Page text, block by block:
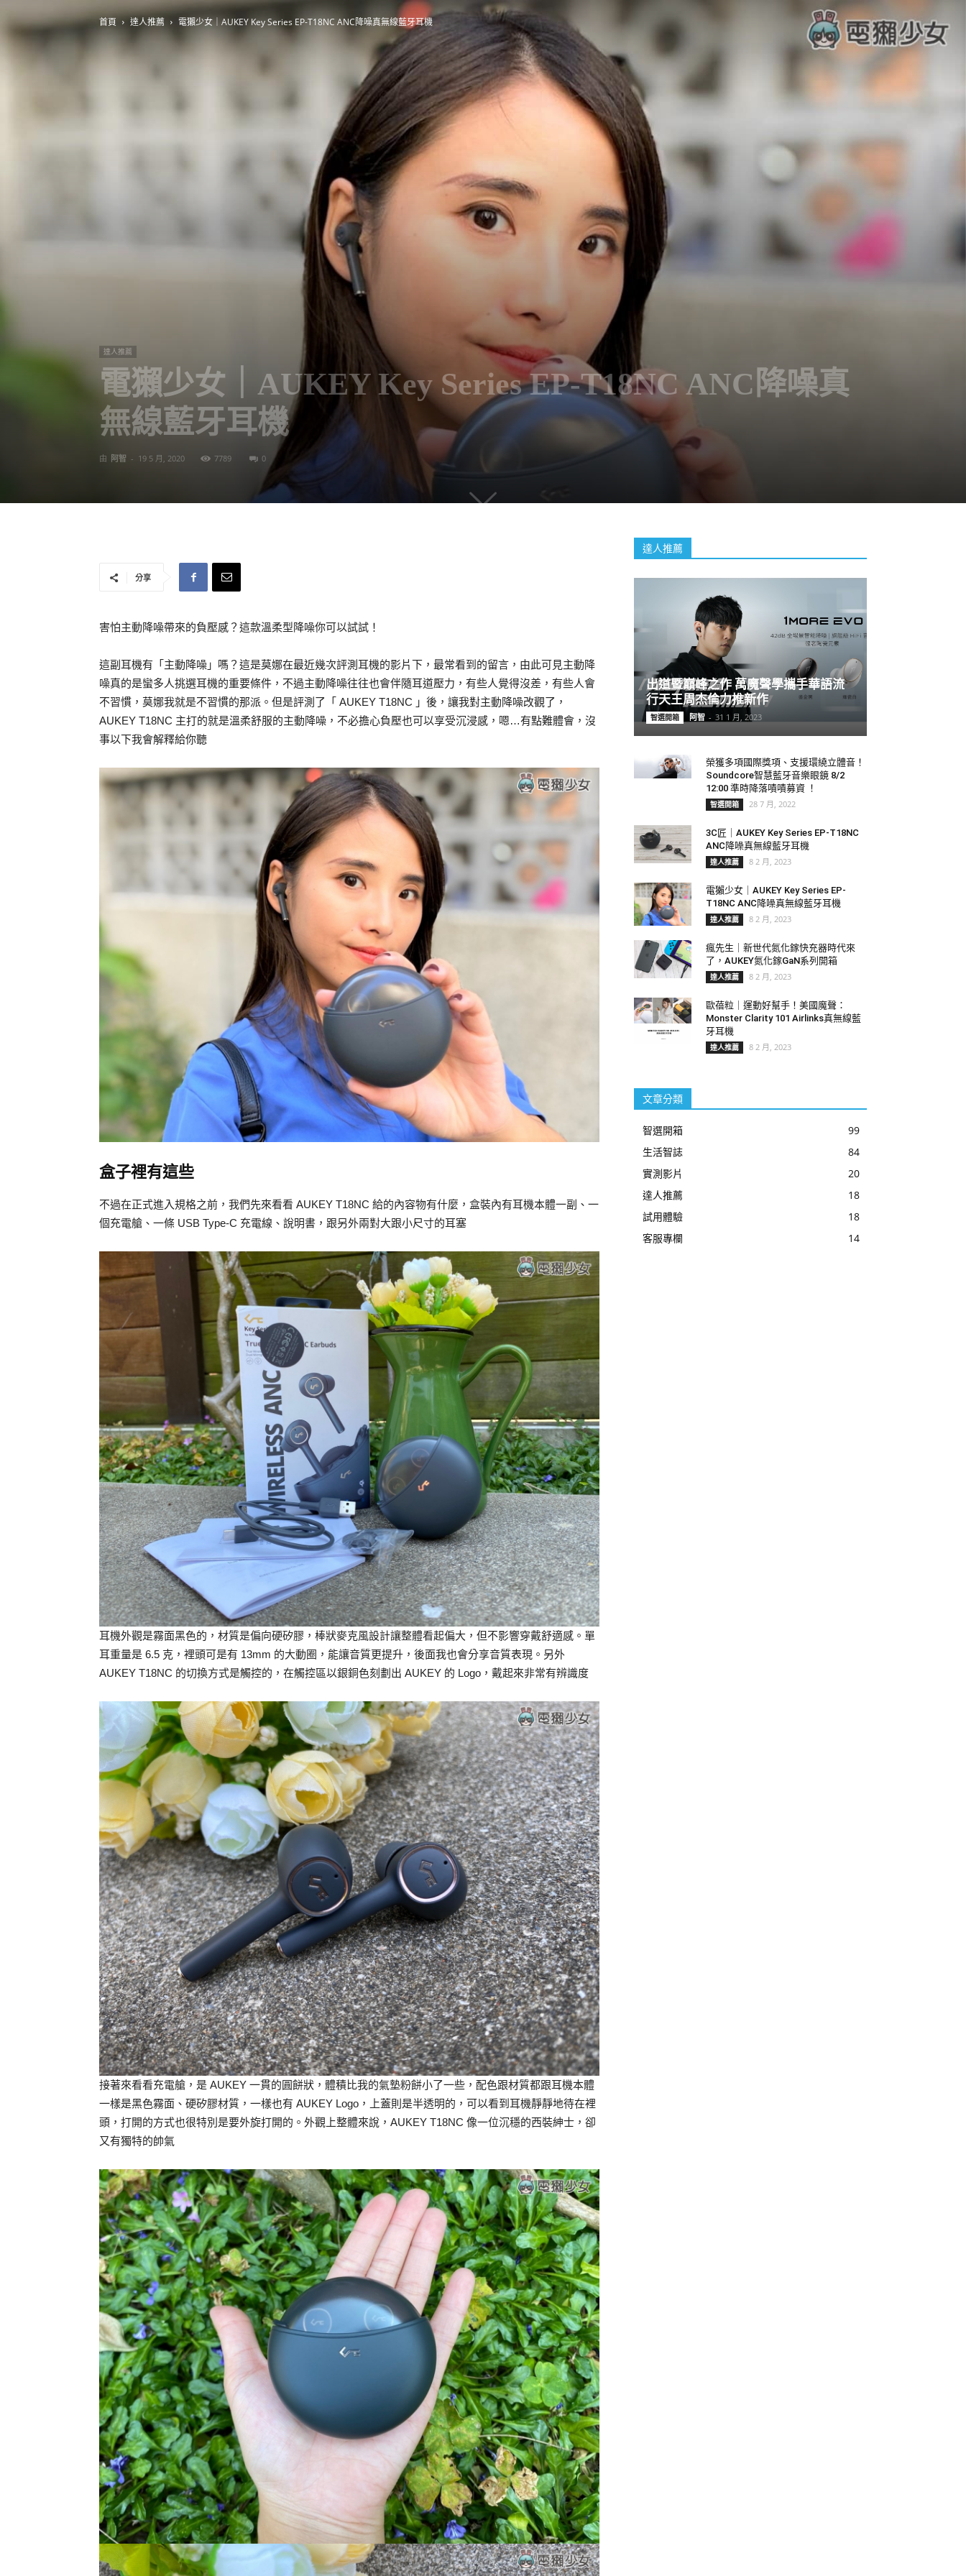
首頁 達人推薦 電獺少女｜AUKEY Key Series EP-T18NC ANC降噪真無線藍牙耳機
達人推薦
電獺少女｜AUKEY Key Series EP-T18NC ANC降噪真
無線藍牙耳機
由 阿智 - 19 5 月, 2020 7789 0
分享
害怕主動降噪帶來的負壓感？這款溫柔型降噪你可以試試！
這副耳機有「主動降噪」嗎？這是莫娜在最近幾次評測耳機的影片下，最常看到的留言，由此可見主動降
噪真的是蠻多人挑選耳機的重要條件，不過主動降噪往往也會伴隨耳道壓力，有些人覺得沒差，有些人會
不習慣，莫娜我就是不習慣的那派。但是評測了「 AUKEY T18NC 」後，讓我對主動降噪改觀了，
AUKEY T18NC 主打的就是溫柔舒服的主動降噪，不必擔心負壓也可以享受沉浸感，嗯…有點難體會，沒
事以下我會解釋給你聽
盒子裡有這些
不過在正式進入規格之前，我們先來看看 AUKEY T18NC 給的內容物有什麼，盒裝內有耳機本體一副、一
個充電艙、一條 USB Type-C 充電線、說明書，跟另外兩對大跟小尺寸的耳塞
耳機外觀是霧面黑色的，材質是偏向硬矽膠，棒狀麥克風設計讓整體看起偏大，但不影響穿戴舒適感。單
耳重量是 6.5 克，裡頭可是有 13mm 的大動圈，能讓音質更提升，後面我也會分享音質表現。另外
AUKEY T18NC 的切換方式是觸控的，在觸控區以銀銅色刻劃出 AUKEY 的 Logo，戴起來非常有辨識度
接著來看看充電艙，是 AUKEY 一貫的圓餅狀，體積比我的氣墊粉餅小了一些，配色跟材質都跟耳機本體
一樣是黑色霧面、硬矽膠材質，一樣也有 AUKEY Logo，上蓋則是半透明的，可以看到耳機靜靜地待在裡
頭，打開的方式也很特別是要外旋打開的。外觀上整體來說，AUKEY T18NC 像一位沉穩的西裝紳士，卻
又有獨特的帥氣
達人推薦
出道暨巔峰之作 萬魔聲學攜手華語流
行天王周杰倫力推新作
智選開箱 阿智 - 31 1 月, 2023
榮獲多項國際獎項、支援環繞立體音！
Soundcore智慧藍牙音樂眼鏡 8/2
12:00 準時降落嘖嘖募資 ！
智選開箱 28 7 月, 2022
3C匠｜AUKEY Key Series EP-T18NC
ANC降噪真無線藍牙耳機
達人推薦 8 2 月, 2023
電獺少女｜AUKEY Key Series EP-
T18NC ANC降噪真無線藍牙耳機
達人推薦 8 2 月, 2023
瘋先生｜新世代氮化鎵快充器時代來
了，AUKEY氮化鎵GaN系列開箱
達人推薦 8 2 月, 2023
歐蓓粒｜運動好幫手！美國魔聲：
Monster Clarity 101 Airlinks真無線藍
牙耳機
達人推薦 8 2 月, 2023
文章分類
智選開箱
99
生活智誌
84
實測影片
20
達人推薦
18
試用體驗
18
客服專欄
14